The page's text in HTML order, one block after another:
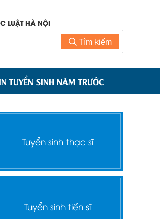
LUẬT HÀ NỘI
Tìm kiếm
TUYỂN SINH NĂM TRƯỚC
Tuyển sinh thạc sĩ
Tuyển sinh tiến sĩ